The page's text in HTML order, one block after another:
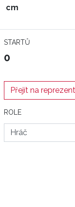
cm
STARTŮ
0
Přejít na
ROLE